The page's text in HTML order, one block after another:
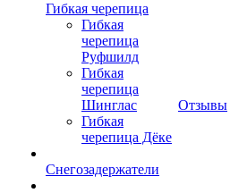
Гибкая черепица
Гибкая
черепица
Руфшилд
Гибкая
черепица
Шинглас
Гибкая
черепица Дёке
Снегозадержатели
Отзывы